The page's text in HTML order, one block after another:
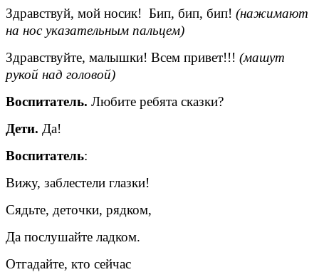
Здравствуй, мой носик! Бип, бип, бип! (нажимают
на нос указательным пальцем)
Здравствуйте, малышки! Всем привет!!! (машут
рукой над головой)
Воспитатель. Любите ребята сказки?
Дети. Да!
Воспитатель:
Вижу, заблестели глазки!
Сядьте, деточки, рядком,
Да послушайте ладком.
Отгадайте, кто сейчас